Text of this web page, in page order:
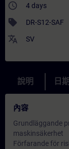
access_time 4 days
sell DR-S12-SAF
translate SV
說明 日
內容
Grundläggande
maskinsäkerhet
Förfarande för